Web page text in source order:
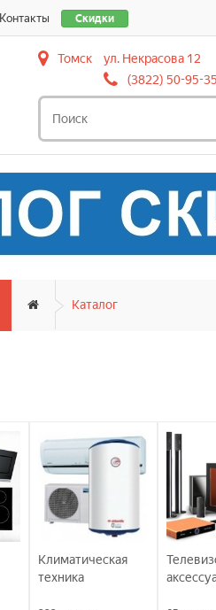
Скидки
Контакты
Томск
ул. Некрасова 12
(3822) 50-95-35
Каталог
Климатическая
техника